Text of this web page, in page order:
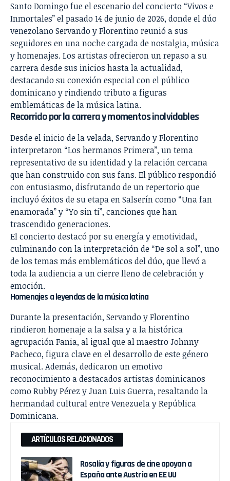
Santo Domingo fue el escenario del concierto “Vivos e
Inmortales” el pasado 14 de junio de 2026, donde el dúo
venezolano Servando y Florentino reunió a sus
seguidores en una noche cargada de nostalgia, música
y homenajes. Los artistas ofrecieron un repaso a su
carrera desde sus inicios hasta la actualidad,
destacando su conexión especial con el público
dominicano y rindiendo tributo a figuras
emblemáticas de la música latina.
Recorrido por la carrera y momentos inolvidables
Desde el inicio de la velada, Servando y Florentino
interpretaron “Los hermanos Primera”, un tema
representativo de su identidad y la relación cercana
que han construido con sus fans. El público respondió
con entusiasmo, disfrutando de un repertorio que
incluyó éxitos de su etapa en Salserín como “Una fan
enamorada” y “Yo sin ti”, canciones que han
trascendido generaciones.
El concierto destacó por su energía y emotividad,
culminando con la interpretación de “De sol a sol”, uno
de los temas más emblemáticos del dúo, que llevó a
toda la audiencia a un cierre lleno de celebración y
emoción.
Homenajes a leyendas de la música latina
Durante la presentación, Servando y Florentino
rindieron homenaje a la salsa y a la histórica
agrupación Fania, al igual que al maestro Johnny
Pacheco, figura clave en el desarrollo de este género
musical. Además, dedicaron un emotivo
reconocimiento a destacados artistas dominicanos
como Rubby Pérez y Juan Luis Guerra, resaltando la
hermandad cultural entre Venezuela y República
Dominicana.
ARTÍCULOS RELACIONADOS
Rosalía y figuras de cine apoyan a
España ante Austria en EE UU